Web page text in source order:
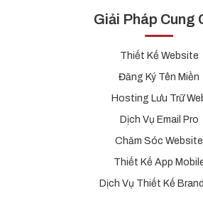
Giải Pháp Cung
Thiết Kế Website
Đăng Ký Tên Miền
Hosting Lưu Trữ
Dịch Vụ Email Pro
Chăm Sóc Website
Thiết Kế App
Dịch Vụ Thiết Kế